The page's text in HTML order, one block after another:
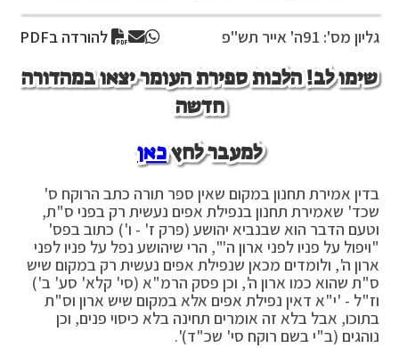
גליון מס': 91 ה' אייר תש"פ להורדה בPDF
שימו לב! הלכות ספירת העומר יצאו במהדורה
חדשה
למעבר לחץכאן
בדין אמירת תחנון במקום שאין ספר תורה כתב הרוקח ס'
שכד' שאמירת תחנון בנפילת אפים נעשית רק בפני ס"ת,
וטעם הדבר הוא שבנביא יהושע (פרק ז' - ו') כתוב בפס'
"ויפול על פניו לפני ארון ה'", הרי שיהושע נפל על פניו לפני
ארון ה', ולומדים מכאן שנפילת אפים נעשית רק במקום שיש
ס"ת שהוא כמו ארון ה', וכן פסק הרמ"א (סי' קלא' סע' ב')
וז"ל - 'י"א דאין נפילת אפים אלא במקום שיש ארון וס"ת
בתוכו, אבל בלא זה אומרים תחינה בלא כיסוי פנים, וכן
נוהגים (ב"י בשם רוקח סי' שכ"ד)'.